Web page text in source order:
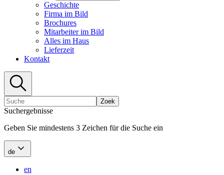
Geschichte
Firma im Bild
Brochures
Mitarbeiter im Bild
Alles im Haus
Lieferzeit
Kontakt
Zoek
Suchergebnisse
Geben Sie mindestens 3 Zeichen für die Suche ein
de
en